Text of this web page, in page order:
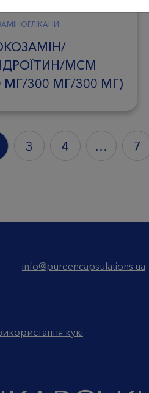
МСМ
МГ/300 МГ/300 МГ)
3 4 … 7
info@pureencapsulations.ua
кукі